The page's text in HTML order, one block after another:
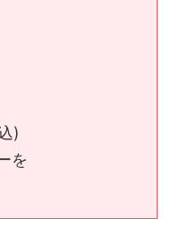
)
を